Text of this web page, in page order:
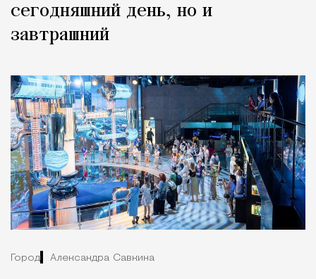
сегодняшний день, но и
завтрашний
Город Александра Савкина